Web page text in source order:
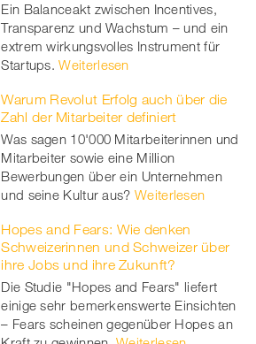
twitt
er
Ein Balanceakt zwischen Incentives,
Transparenz und Wachstum – und ein
extrem wirkungsvolles Instrument für
Startups. Weiterlesen
Warum Revolut Erfolg auch über die
Zahl der Mitarbeiter definiert
Was sagen 10'000 Mitarbeiterinnen und
Mitarbeiter sowie eine Million
Bewerbungen über ein Unternehmen
und seine Kultur aus? Weiterlesen
Hopes and Fears: Wie denken
Schweizerinnen und Schweizer über
ihre Jobs und ihre Zukunft?
Die Studie "Hopes and Fears" liefert
einige sehr bemerkenswerte Einsichten
– Fears scheinen gegenüber Hopes an